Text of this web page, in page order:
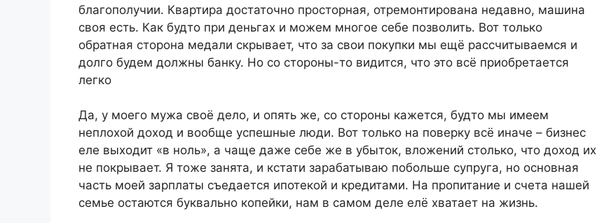
благополучии. Квартира достаточно просторная, отремонтирована недавно, машина
своя есть. Как будто при деньгах и можем многое себе позволить. Вот только
обратная сторона медали скрывает, что за свои покупки мы ещё рассчитываемся и
долго будем должны банку. Но со стороны-то видится, что это всё приобретается
легко
Да, у моего мужа своё дело, и опять же, со стороны кажется, будто мы имеем
неплохой доход и вообще успешные люди. Вот только на поверку всё иначе – бизнес
еле выходит «в ноль», а чаще даже себе же в убыток, вложений столько, что доход их
не покрывает. Я тоже занята, и кстати зарабатываю побольше супруга, но основная
часть моей зарплаты съедается ипотекой и кредитами. На пропитание и счета нашей
семье остаются буквально копейки, нам в самом деле елё хватает на жизнь.